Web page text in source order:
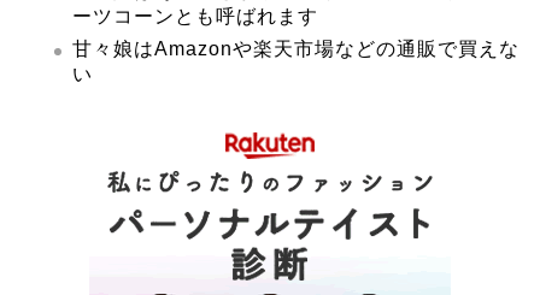
ーツコーンとも呼ばれます
甘々娘はAmazonや楽天市場などの通販で買えな
い